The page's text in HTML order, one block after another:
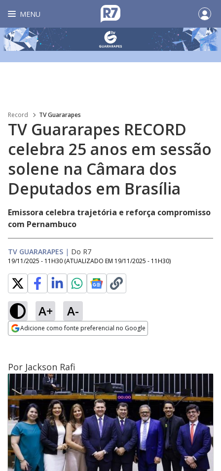
MENU
Record TV Guararapes
TV Guararapes RECORD
celebra 25 anos em sessão
solene na Câmara dos
Deputados em Brasília
Emissora celebra trajetória e reforça compromisso
com Pernambuco
TV GUARARAPES | Do R7
19/11/2025 - 11H30 (ATUALIZADO EM 19/11/2025 - 11H30)
A+ A-
Adicione como fonte preferencial no Google
Por Jackson Rafi